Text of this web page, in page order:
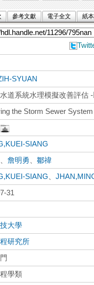
參考文獻 電子全文 紙
SYUAN
道系統水理模擬改善評估
the Storm Sewer
SIANG
、詹明勇 、鄒禕
SIANG 、
31
大學
研究所
學類